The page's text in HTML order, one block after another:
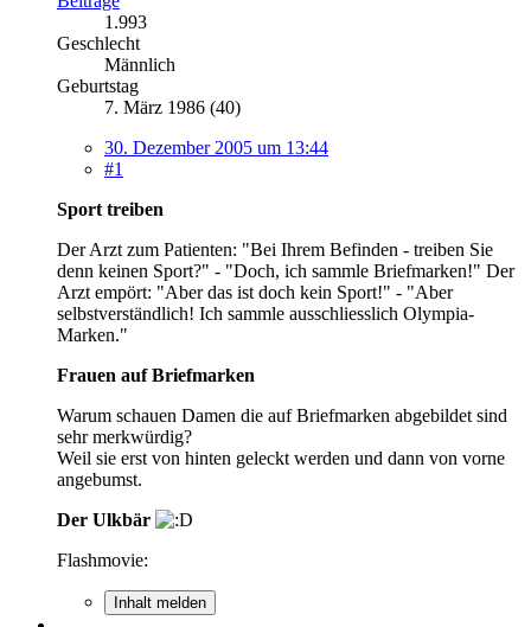
1.993
Geschlecht
Männlich
Geburtstag
7. März 1986 (40)
30. Dezember 2005 um 13:44
#1
Sport treiben
Der Arzt zum Patienten: "Bei Ihrem Befinden - treiben Sie
denn keinen Sport?" - "Doch, ich sammle Briefmarken!" Der
Arzt empört: "Aber das ist doch kein Sport!" - "Aber
selbstverständlich! Ich sammle ausschliesslich Olympia-
Marken."
Frauen auf Briefmarken
Warum schauen Damen die auf Briefmarken abgebildet sind
sehr merkwürdig?
Weil sie erst von hinten geleckt werden und dann von vorne
angebumst.
Der Ulkbär
Flashmovie:
Inhalt melden